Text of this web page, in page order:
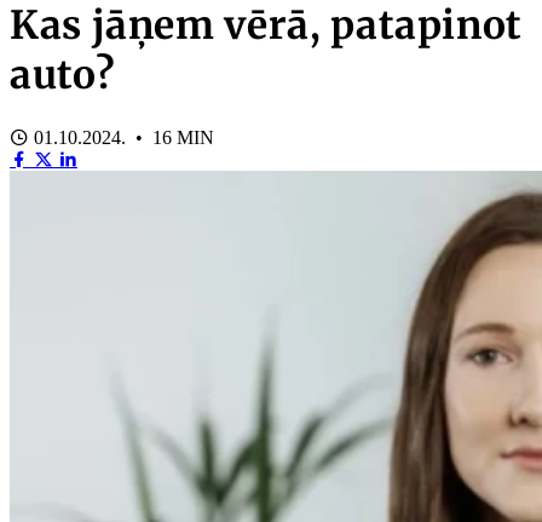
Kas jāņem vērā, patapinot
auto?
01.10.2024. • 16 MIN